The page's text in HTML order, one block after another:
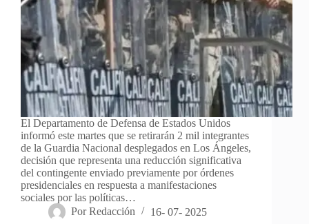
El Departamento de Defensa de Estados Unidos
informó este martes que se retirarán 2 mil integrantes
de la Guardia Nacional desplegados en Los Ángeles,
decisión que representa una reducción significativa
del contingente enviado previamente por órdenes
presidenciales en respuesta a manifestaciones
sociales por las políticas…
Por Redacción 16- 07- 2025